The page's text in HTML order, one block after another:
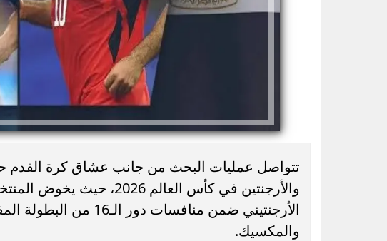
تتواصل عمليات البحث من جانب عشاق كرة القدم
والأرجنتين في كأس العالم
الأرجنتيني ضمن
والمكسيك.